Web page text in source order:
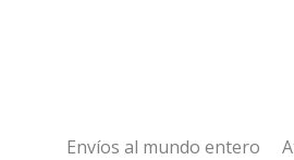
Envíos al mundo entero